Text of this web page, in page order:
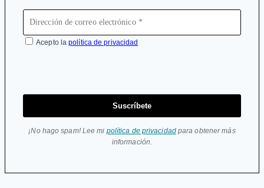
Acepto lapolítica de privacidad
Suscríbete
¡No hago spam! Lee mi política de privacidadpara obtener más
información.